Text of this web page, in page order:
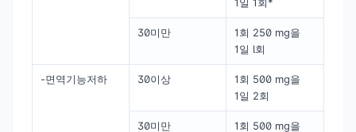
30미만
1회 250 mg을
1일 l회
-면역기능저하 30이상
1회 500 mg을
1일 2회
30미만
1회 500 mg을